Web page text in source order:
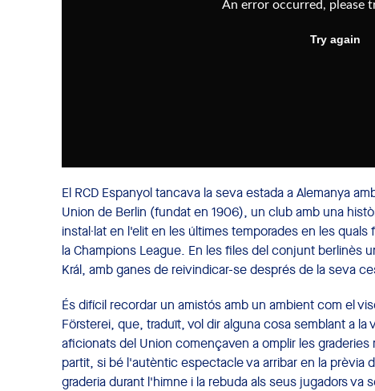
El RCD Espanyol tancava la seva estada a Alemanya
Union de Berlin (fundat en 1906), un club amb una
instal·lat en l'elit en les últimes temporades en les
la Champions League. En les files del conjunt berlinès
Král, amb ganes de reivindicar-se després de la seva
És difícil recordar un amistós amb un ambient com el
Försterei, que, traduït, vol dir alguna cosa semblant a la
aficionats del Union començaven a omplir les
partit, si bé l'autèntic espectacle va arribar en la prèvia
graderia durant l'himne i la rebuda als seus jugadors va